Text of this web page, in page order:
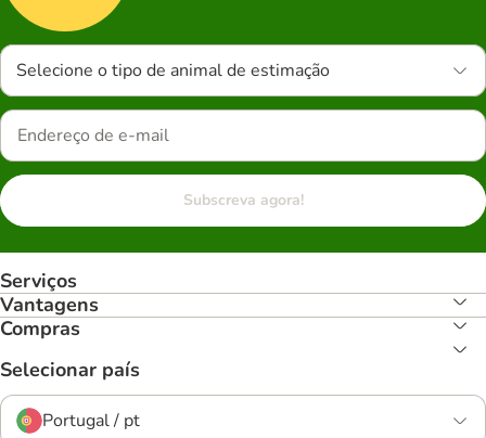
Selecione o tipo de animal de estimação
Subscreva agora!
Serviços
Vantagens
Compras
Selecionar país
Portugal / pt